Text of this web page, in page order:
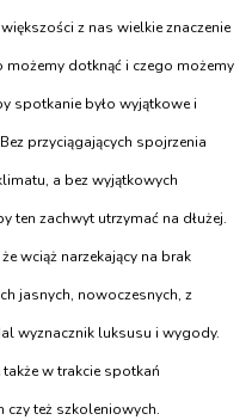
z nas wielkie znaczenie
dotknąć i czego możemy
spotkanie było wyjątkowe i
przyciągających spojrzenia
a bez wyjątkowych
ten zachwyt utrzymać na dłużej.
wciąż narzekający na brak
jasnych, nowoczesnych, z
wyznacznik luksusu i wygody.
w trakcie spotkań
czy też szkoleniowych.